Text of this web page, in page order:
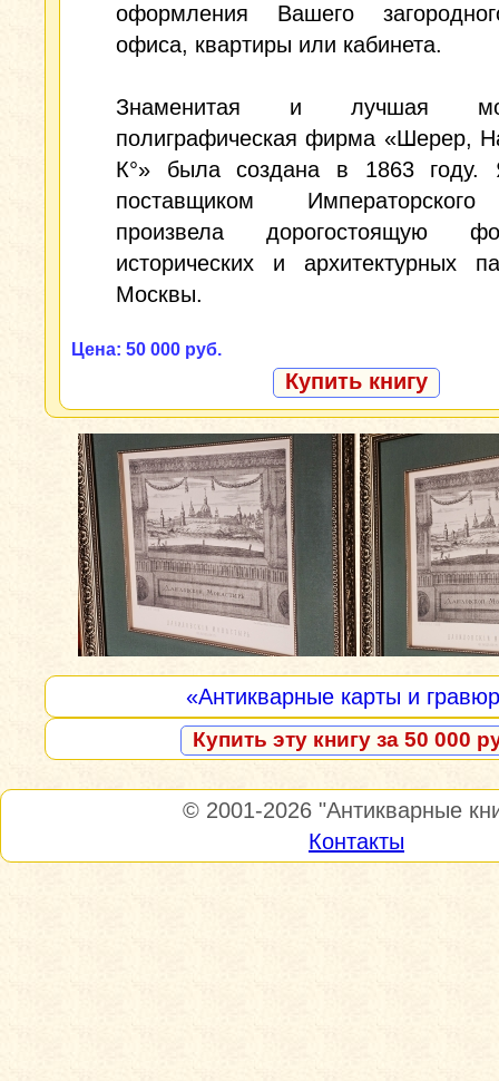
оформления Вашего
офиса, квартиры или кабинета.
Знаменитая и лучшая
полиграфическая фирма «Шерер,
К°» была создана в 1863 году.
поставщиком
произвела дорогостоящую
исторических и архитектурных
Москвы.
Цена: 50 000 руб.
Купить книгу
«Антикварные карты и
Купить эту книгу за 50 000
© 2001-2026 "Антикварные
Контакты